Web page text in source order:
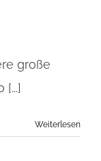
große
Weiterlesen